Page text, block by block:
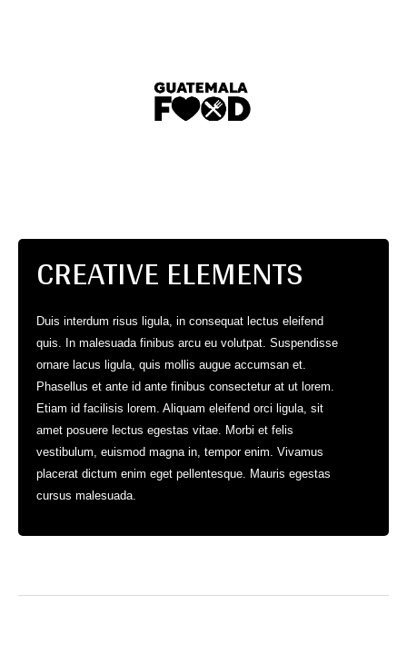
CREATIVE ELEMENTS
Duis interdum risus ligula, in consequat lectus eleifend
quis. In malesuada finibus arcu eu volutpat. Suspendisse
ornare lacus ligula, quis mollis augue accumsan et.
Phasellus et ante id ante finibus consectetur at ut lorem.
Etiam id facilisis lorem. Aliquam eleifend orci ligula, sit
amet posuere lectus egestas vitae. Morbi et felis
vestibulum, euismod magna in, tempor enim. Vivamus
placerat dictum enim eget pellentesque. Mauris egestas
cursus malesuada.